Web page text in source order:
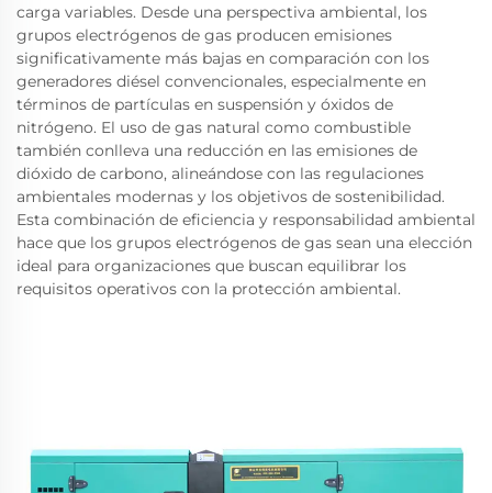
carga variables. Desde una perspectiva ambiental, los
grupos electrógenos de gas producen emisiones
significativamente más bajas en comparación con los
generadores diésel convencionales, especialmente en
términos de partículas en suspensión y óxidos de
nitrógeno. El uso de gas natural como combustible
también conlleva una reducción en las emisiones de
dióxido de carbono, alineándose con las regulaciones
ambientales modernas y los objetivos de sostenibilidad.
Esta combinación de eficiencia y responsabilidad ambiental
hace que los grupos electrógenos de gas sean una elección
ideal para organizaciones que buscan equilibrar los
requisitos operativos con la protección ambiental.